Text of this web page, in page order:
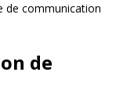
de communication
de